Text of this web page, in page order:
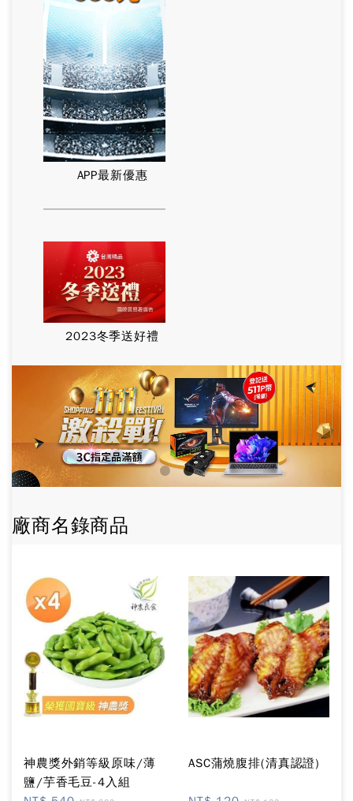
APP最新優惠
2023冬季送好禮
廠商名錄商品
神農獎外銷等級原味/薄
鹽/芋香毛豆-4入組
ASC蒲燒腹排(清真認證)